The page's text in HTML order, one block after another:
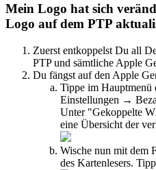
Mein Logo hat sich
Logo auf dem PTP
Zuerst entkoppelst Du all
PTP und sämtliche Apple
Du fängst auf den Apple
Tippe im
Einstellungen →
Unter "Gekoppelte
eine Übersicht der
Wische nun mit dem
des Kartenlesers.